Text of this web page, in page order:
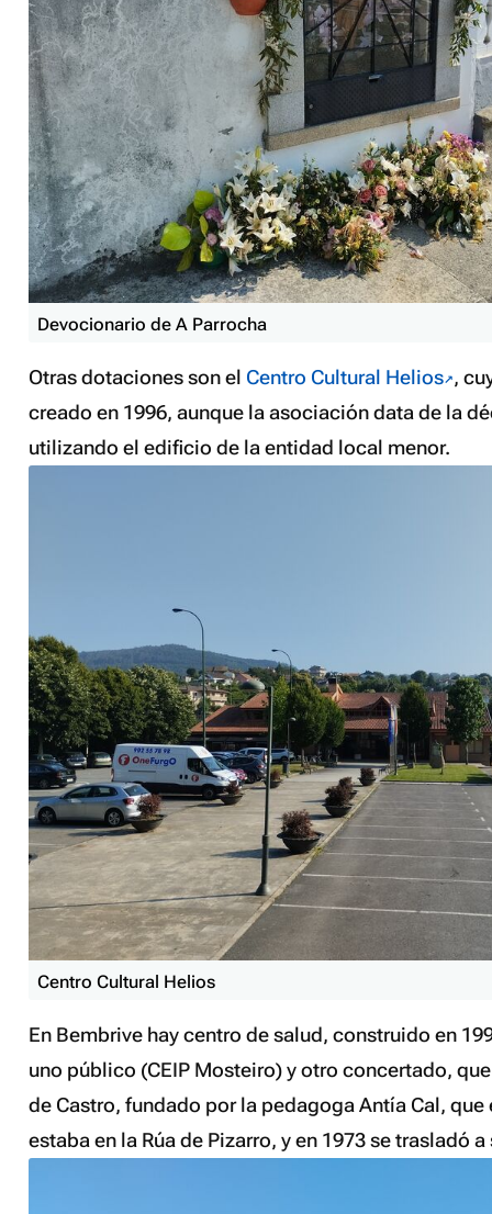
Devocionario de A Parrocha
Otras dotaciones son el Centro Cultural Helios ,
creado en 1996, aunque la asociación data de la
utilizando el edificio de la entidad local menor.
Centro Cultural Helios
En Bembrive hay centro de salud, construido en
uno público (CEIP Mosteiro) y otro concertado,
de Castro, fundado por la pedagoga Antía Cal, que
estaba en la Rúa de Pizarro, y en 1973 se trasladó